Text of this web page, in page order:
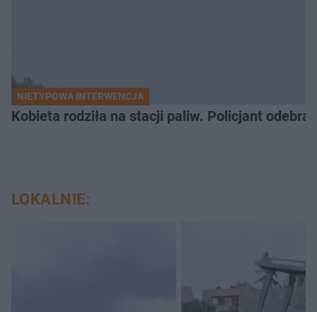
NIETYPOWA INTERWENCJA
Kobieta rodziła na stacji paliw. Policjant
LOKALNIE: